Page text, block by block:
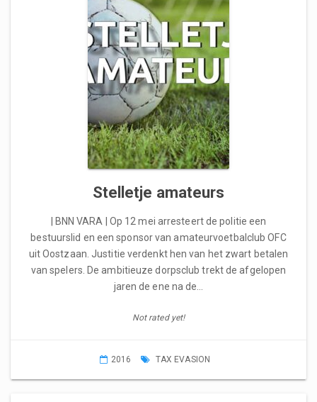
Stelletje amateurs
| BNN VARA | Op 12 mei arresteert de politie een
bestuurslid en een sponsor van amateurvoetbalclub OFC
uit Oostzaan. Justitie verdenkt hen van het zwart betalen
van spelers. De ambitieuze dorpsclub trekt de afgelopen
jaren de ene na de…
Not rated yet!
2016 TAX EVASION